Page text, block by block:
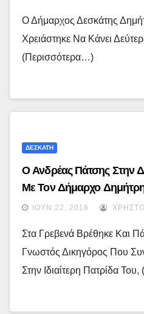
Ο Δήμαρχος Δεσκάτης
Χρειάστηκε Να Κάνει
(περισσότερα…)
ΔΕΣΚΑΤΗ
Ο Ανδρέας Πάτσης Στην
Με Τον Δήμαρχο
ΙΟΎΝ 22, 2016
Στα Γρεβενά Βρέθηκε Και
Γνωστός Δικηγόρος Που
Στην Ιδιαίτερη Πατρίδα